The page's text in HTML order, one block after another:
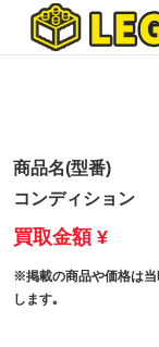
商品名(型番)
コンディション
買取金額 ¥
※掲載の商品や価格は当
します｡